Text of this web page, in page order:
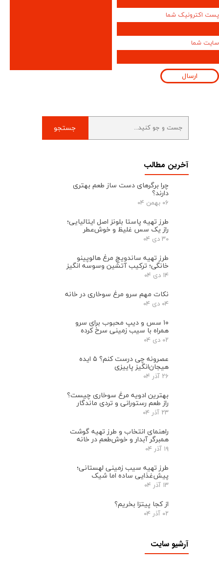
پست اکترونیک شما
سایت شما
ارسال
آخرین مطالب
چرا برگرهای دست ‌ساز طعم بهتری
دارند؟
۰۶ بهمن ۰۴
طرز تهیه پاستا بلونز اصل ایتالیایی؛
راز یک سس غلیظ و خوش‌عطر
۳۰ دی ۰۴
طرز تهیه ساندویچ مرغ هالوپینو
خانگی؛ ترکیب آتشین وسوسه انگیز
۱۴ دی ۰۴
نکات مهم سرو مرغ سوخاری در خانه
۰۴ دی ۰۴
۱۰ سس و دیپ محبوب برای سرو
همراه با سیب‌ زمینی سرخ ‌کرده
۰۲ دی ۰۴
عصرونه چی درست کنم؟ ۵ ایده
هیجان‌انگیز پاییزی
۲۶ آذر ۰۴
بهترین ادویه مرغ سوخاری چیست؟
راز طعم رستورانی و تردی ماندگار
۲۳ آذر ۰۴
راهنمای انتخاب و طرز تهیه گوشت
همبرگر آبدار و خوش‌طعم در خانه
۱۹ آذر ۰۴
طرز تهیه سیب زمینی لهستانی؛
پیش‌غذایی ساده اما شیک
۱۳ آذر ۰۴
از کجا پیتزا بخریم؟
۰۲ آذر ۰۴
جستجو
آرشیو سایت